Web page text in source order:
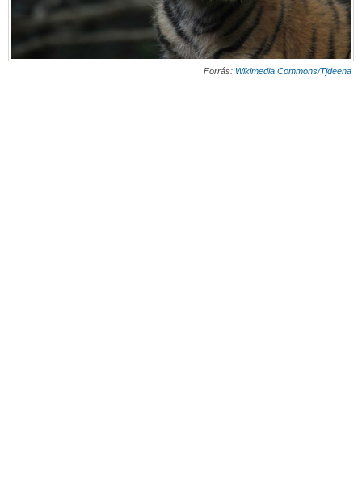
Forrás: Wikimedia Commons/Tjdeena